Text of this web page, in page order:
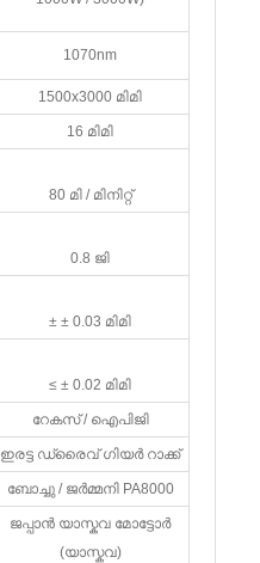
1070nm
1500x3000 മിമി
16 മിമി
80 മി / മിനിറ്റ്
0.8 ജി
± ± 0.03 മിമി
≤ ± 0.02 മിമി
റേകസ് / ഐപിജി
ഇരട്ട ഡ്രൈവ് ഗിയർ റാക്ക്
ബോച്ചു / ജർമ്മനി PA8000
ജപ്പാൻ യാസ്കവ മോട്ടോർ
(യാസ്കവ)